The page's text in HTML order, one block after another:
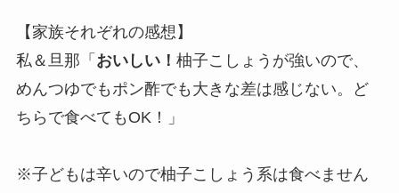
【家族それぞれの感想】
私＆旦那「 おいしい！ 柚子こしょうが強いので、
めんつゆでもポン酢でも大きな差は感じない。ど
ちらで食べてもOK！」
※子どもは辛いので柚子こしょう系は食べません